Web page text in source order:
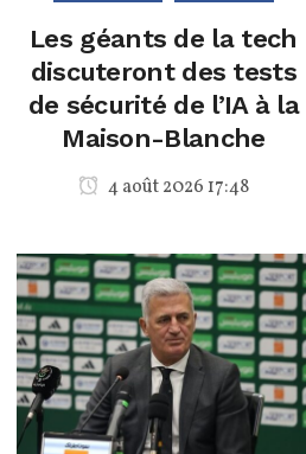
Les géants de la tech
discuteront des tests
de sécurité de l’IA à la
Maison-Blanche
4 août 2026 17:48